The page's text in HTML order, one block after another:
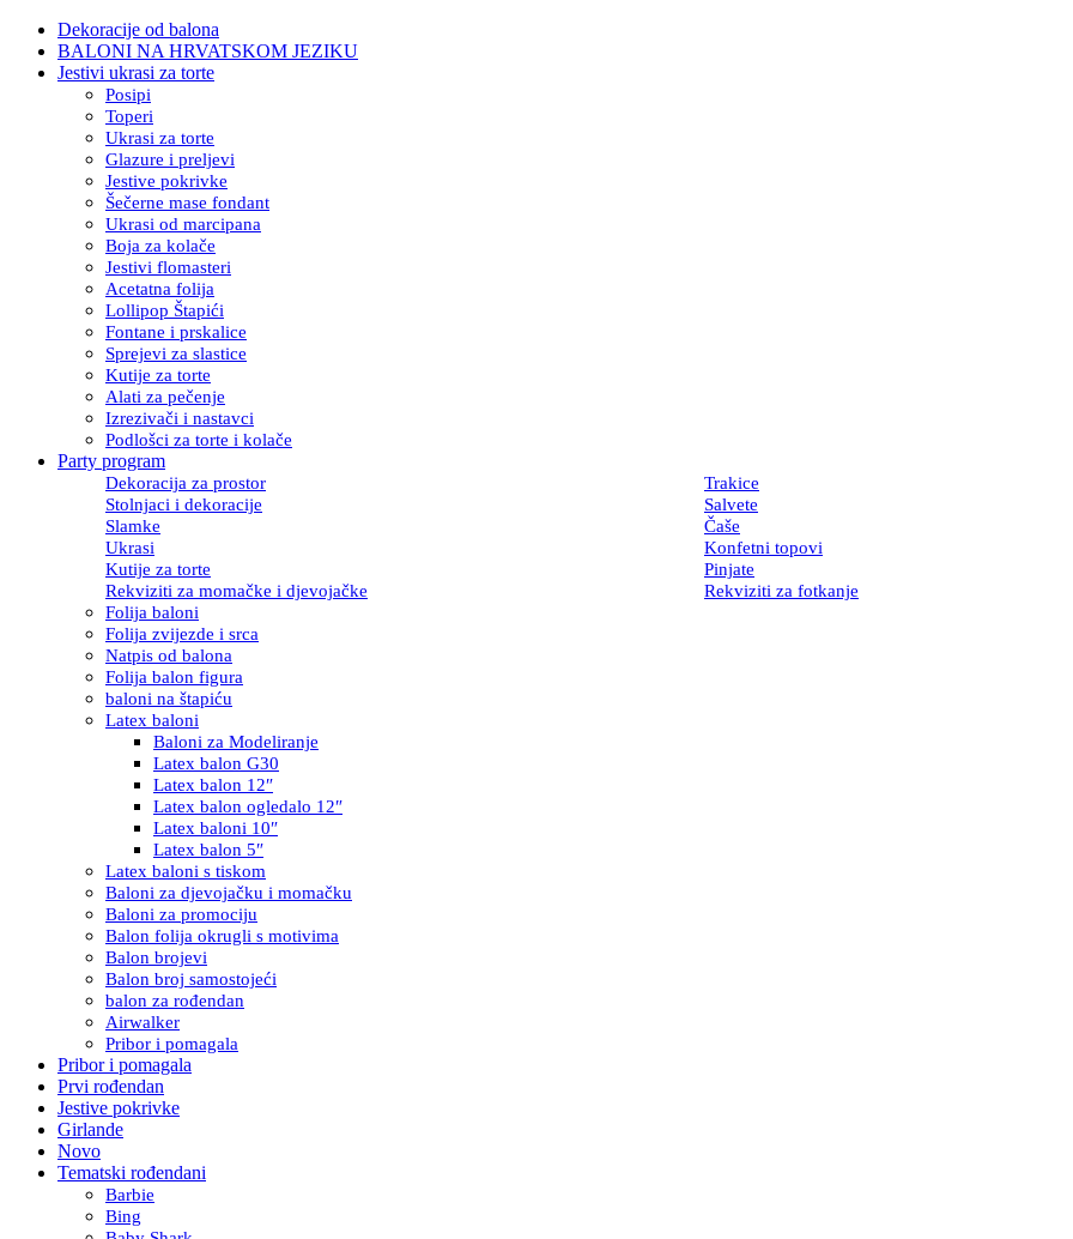
Dekoracije od balona
BALONI NA HRVATSKOM JEZIKU
Jestivi ukrasi za torte
Posipi
Toperi
Ukrasi za torte
Glazure i preljevi
Jestive pokrivke
Šečerne mase fondant
Ukrasi od marcipana
Boja za kolače
Jestivi flomasteri
Acetatna folija
Lollipop Štapići
Fontane i prskalice
Sprejevi za slastice
Kutije za torte
Alati za pečenje
Izrezivači i nastavci
Podlošci za torte i kolače
Party program
Dekoracija za prostor
Trakice
Stolnjaci i dekoracije
Salvete
Slamke
Čaše
Ukrasi
Konfetni topovi
Kutije za torte
Pinjate
Rekviziti za momačke i djevojačke
Rekviziti za fotkanje
Folija baloni
Folija zvijezde i srca
Natpis od balona
Folija balon figura
baloni na štapiću
Latex baloni
Baloni za Modeliranje
Latex balon G30
Latex balon 12″
Latex balon ogledalo 12″
Latex baloni 10″
Latex balon 5″
Latex baloni s tiskom
Baloni za djevojačku i momačku
Baloni za promociju
Balon folija okrugli s motivima
Balon brojevi
Balon broj samostojeći
balon za rođendan
Airwalker
Pribor i pomagala
Pribor i pomagala
Prvi rođendan
Jestive pokrivke
Girlande
Novo
Tematski rođendani
Barbie
Bing